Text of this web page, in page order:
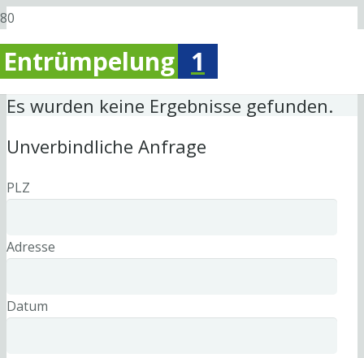
Entrümpelung 1
Es wurden keine Ergebnisse gefunden.
Unverbindliche Anfrage
PLZ
Adresse
Datum